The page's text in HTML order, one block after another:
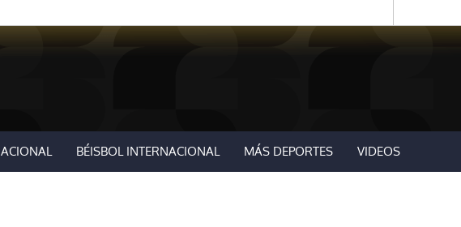
BÉISBOL INTERNACIONAL MÁS DEPORTES VIDEOS